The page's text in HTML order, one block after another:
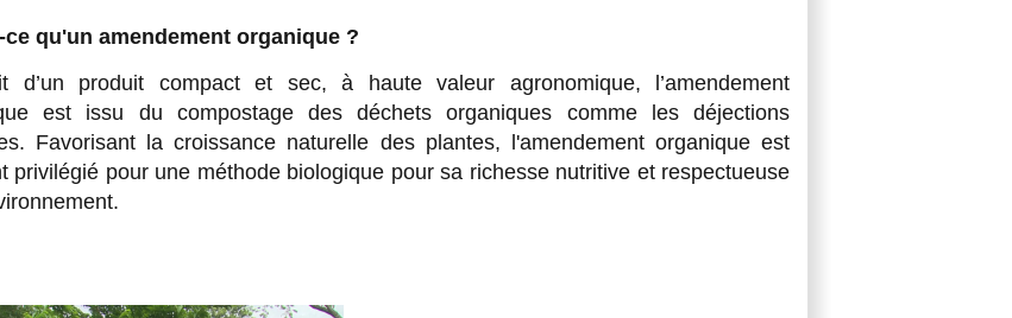
ce qu'un amendement organique ?
d’un produit compact et sec, à haute valeur agronomique, l’amendement
est issu du compostage des déchets organiques comme les déjections
Favorisant la croissance naturelle des plantes, l'amendement organique est
privilégié pour une méthode biologique pour sa richesse nutritive et respectueuse